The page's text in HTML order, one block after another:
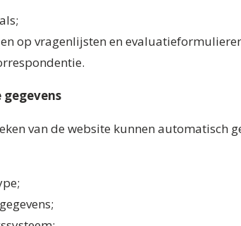
op vragenlijsten en
gegevens
van de website kunnen automatisch